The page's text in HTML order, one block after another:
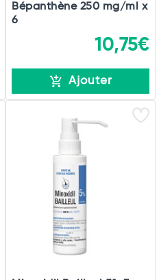
Bépanthène 250 mg/ml x
6
10,75€
Ajouter